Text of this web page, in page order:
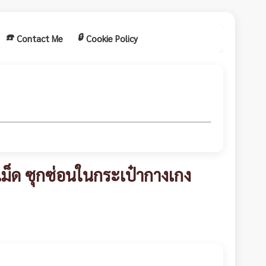
☎️ Contact Me 🔒 Cookie Policy
ซุกซ่อนในกระเป๋ากางเกง